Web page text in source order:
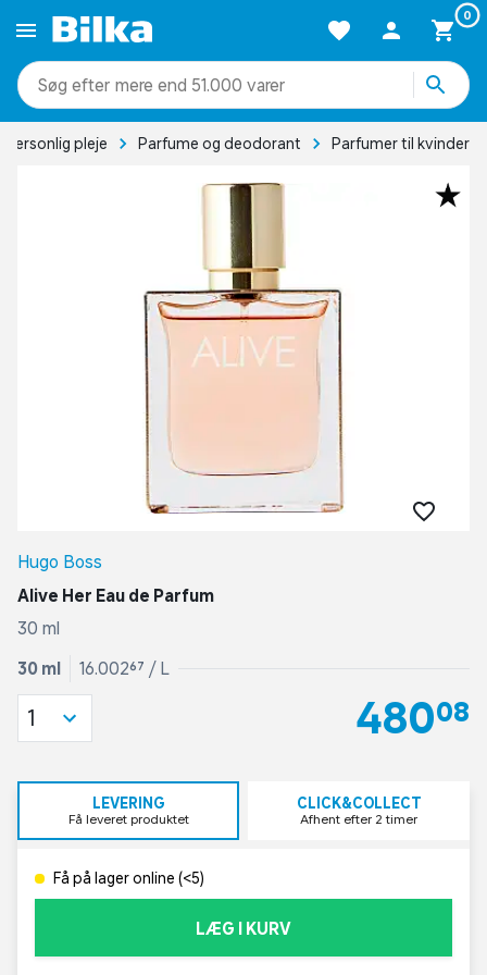
0
mere end 51.000 varer
Personlig pleje Parfume og deodorant Parfumer til kvinder
Hugo Boss
Alive Her Eau de Parfum
30 ml
30 ml 16.002,67 / L
480,08
1
LEVERING
Få leveret produktet
CLICK&COLLECT
Afhent efter 2 timer
Få på lager online (<5)
LÆG I KURV